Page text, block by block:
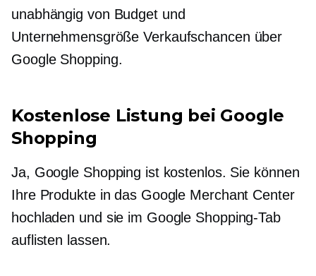
unabhängig von Budget und
Unternehmensgröße Verkaufschancen über
Google Shopping.
Kostenlose Listung bei Google
Shopping
Ja, Google Shopping ist kostenlos. Sie können
Ihre Produkte in das Google Merchant Center
hochladen und sie im Google Shopping-Tab
auflisten lassen.